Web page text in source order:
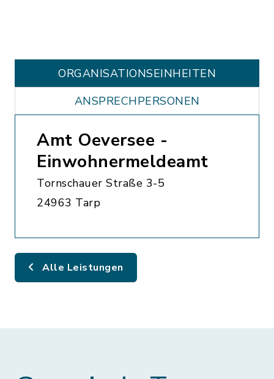
ORGANISATIONS­EINHEITEN
ANSPRECHPERSONEN
Amt Oeversee -
Einwohnermeldeamt
Tornschauer Straße 3-5
24963 Tarp
Alle Leistungen